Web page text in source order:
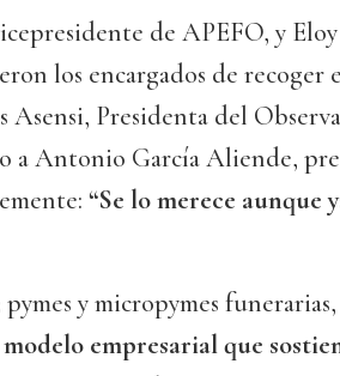
de APEFO, y
los encargados de recoger
Asensi, Presidenta del
a Antonio García Aliende,
“Se lo merece aunque
y micropymes funerarias,
empresarial que